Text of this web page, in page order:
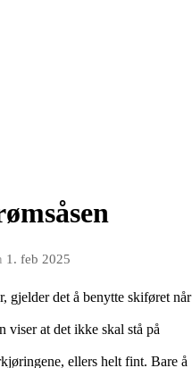
1. feb 2025
gjelder det å benytte skiføret når
viser at det ikke skal stå på
ellers helt fint. Bare å